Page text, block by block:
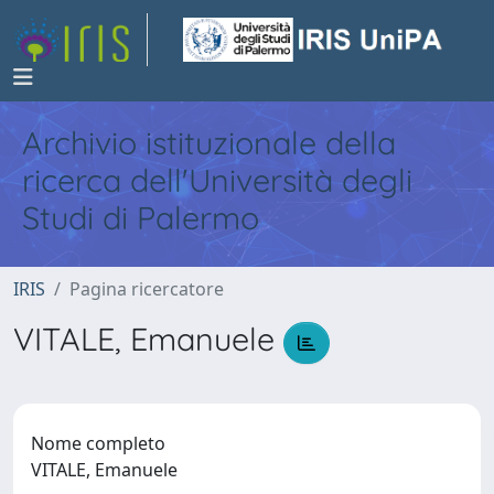
Archivio istituzionale della
ricerca dell'Università degli
Studi di Palermo
IRIS Pagina ricercatore
VITALE, Emanuele
Nome completo
VITALE, Emanuele